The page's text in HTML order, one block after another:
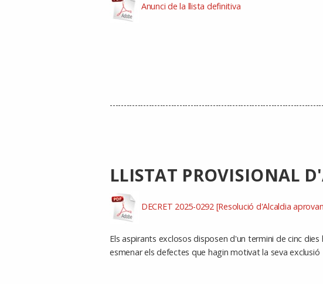
Anunci de la llista definitiva
LLISTAT PROVISIONAL
DECRET 2025-0292 [Resolució d'Alcaldia
Els aspirants exclosos disposen d'un termini de cinc
esmenar els defectes que hagin motivat la seva exclusió